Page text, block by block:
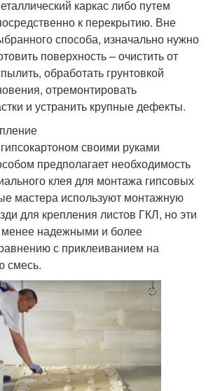
каркас либо путем
к перекрытию. Вне
способа, изначально нужно
поверхность – очистить от
обработать грунтовкой
отремонтировать
и устранить крупные дефекты.
своими руками
предполагает необходимость
клея для монтажа гипсовых
мастера используют монтажную
для крепления листов ГКЛ, но эти
надежными и более
с приклеиванием на
смесь.